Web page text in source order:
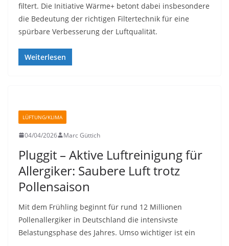
filtert. Die Initiative Wärme+ betont dabei insbesondere
die Bedeutung der richtigen Filtertechnik für eine
spürbare Verbesserung der Luftqualität.
Weiterlesen
LÜFTUNG/KLIMA
04/04/2026 Marc Güttich
Pluggit – Aktive Luftreinigung für
Allergiker: Saubere Luft trotz
Pollensaison
Mit dem Frühling beginnt für rund 12 Millionen
Pollenallergiker in Deutschland die intensivste
Belastungsphase des Jahres. Umso wichtiger ist ein